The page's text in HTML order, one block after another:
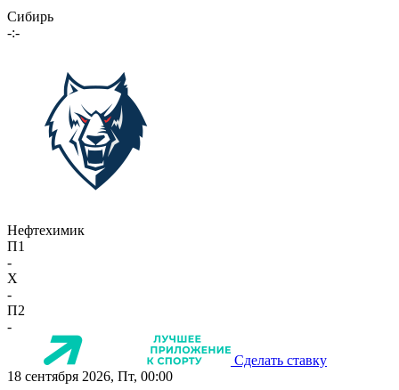
Сибирь
-:-
Нефтехимик
П1
-
X
-
П2
-
Сделать ставку
18 сентября 2026, Пт, 00:00